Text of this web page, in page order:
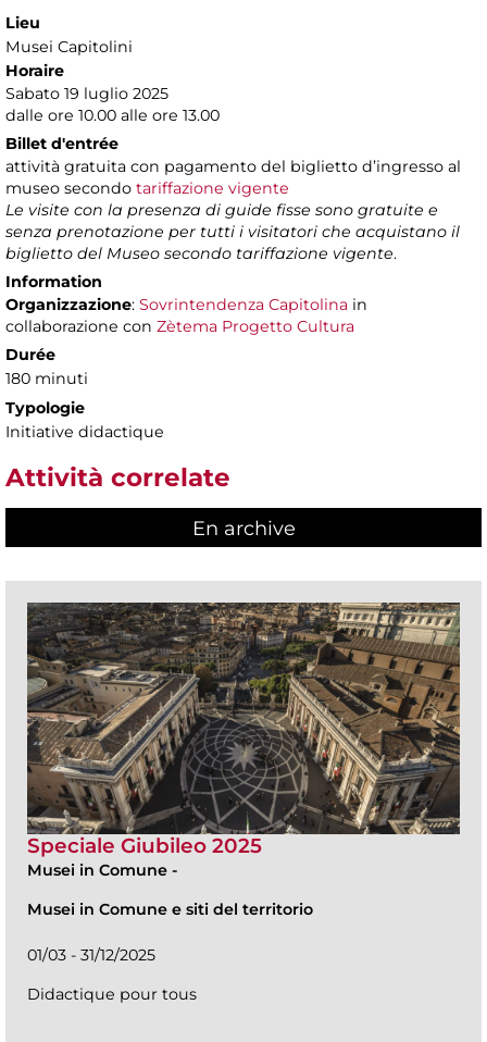
Lieu
Musei Capitolini
Horaire
Sabato 19 luglio 2025
dalle ore 10.00 alle ore 13.00
Billet d'entrée
attività gratuita con pagamento del biglietto d’ingresso al
museo secondo tariffazione vigente
Le visite con la presenza di guide fisse sono gratuite e
senza prenotazione per tutti i visitatori che acquistano il
biglietto del Museo secondo tariffazione vigente.
Information
Organizzazione: Sovrintendenza Capitolina in
collaborazione con Zètema Progetto Cultura
Durée
180 minuti
Typologie
Initiative didactique
Attività correlate
En archive
Speciale Giubileo 2025
Musei in Comune -
Musei in Comune e siti del territorio
01/03 - 31/12/2025
Didactique pour tous